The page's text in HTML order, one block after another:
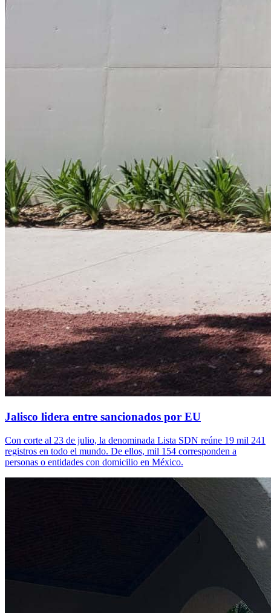
Jalisco lidera entre sancionados por EU
Con corte al 23 de julio, la denominada Lista SDN reúne 19 mil 241
registros en todo el mundo. De ellos, mil 154 corresponden a
personas o entidades con domicilio en México.